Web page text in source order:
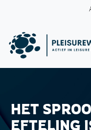
HET
EFTELING